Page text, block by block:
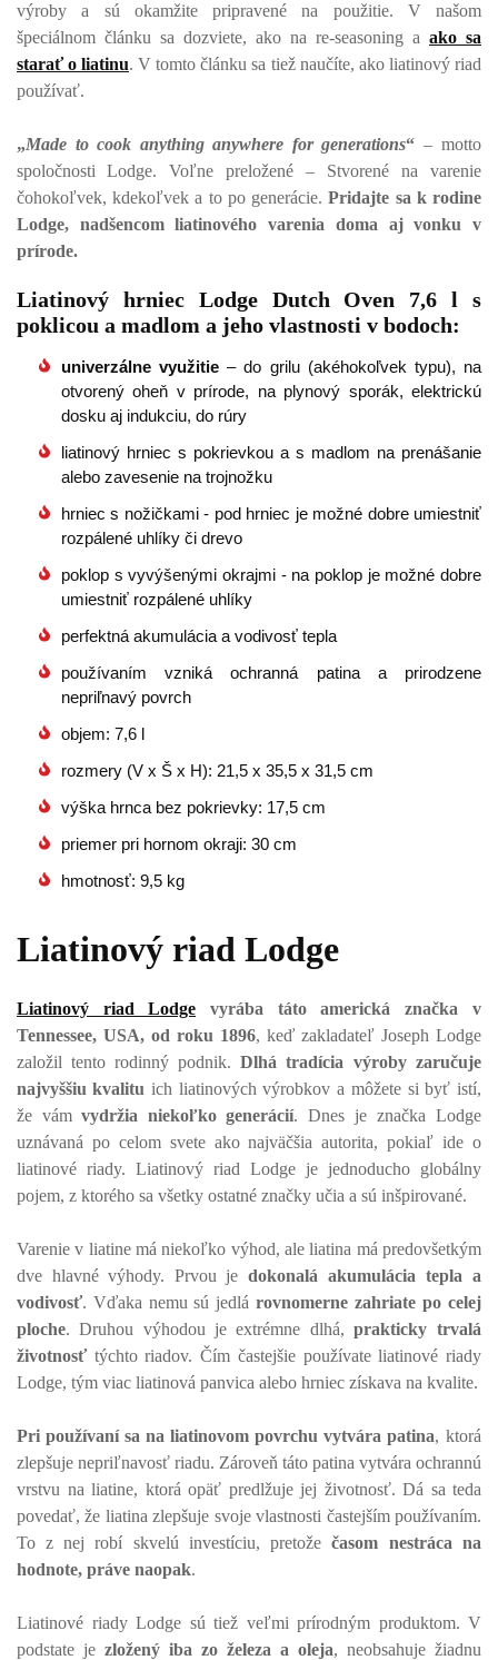
výroby a sú okamžite pripravené na použitie. V našom
špeciálnom článku sa dozviete, ako na re-seasoning a ako sa
starať o liatinu. V tomto článku sa tiež naučíte, ako liatinový riad
používať.
„Made to cook anything anywhere for generations“ – motto
spoločnosti Lodge.
Voľne preložené – Stvorené na varenie
čohokoľvek, kdekoľvek a to po generácie. Pridajte sa k rodine
Lodge, nadšencom liatinového varenia doma aj vonku v
prírode.
Liatinový hrniec Lodge Dutch Oven 7,6 l s
poklicou a madlom a jeho vlastnosti v bodoch:
univerzálne využitie – do grilu (akéhokoľvek typu), na
otvorený oheň v prírode, na plynový sporák, elektrickú
dosku aj indukciu, do rúry
liatinový hrniec s pokrievkou a s madlom na prenášanie
alebo zavesenie na trojnožku
hrniec s nožičkami - pod hrniec je možné dobre umiestniť
rozpálené uhlíky či drevo
poklop s vyvýšenými okrajmi - na poklop je možné dobre
umiestniť rozpálené uhlíky
perfektná akumulácia a vodivosť tepla
používaním vzniká ochranná patina a prirodzene
nepriľnavý povrch
objem: 7,6 l
rozmery (V x Š x H): 21,5 x 35,5 x 31,5 cm
výška hrnca bez pokrievky: 17,5 cm
priemer pri hornom okraji: 30 cm
hmotnosť: 9,5 kg
Liatinový riad Lodge
Liatinový riad Lodge vyrába táto americká značka v
Tennessee, USA, od roku 1896, keď zakladateľ Joseph Lodge
založil tento rodinný podnik. Dlhá tradícia výroby zaručuje
najvyššiu kvalitu ich liatinových výrobkov a môžete si byť istí,
že vám vydržia niekoľko generácií. Dnes je značka Lodge
uznávaná po celom svete ako najväčšia autorita, pokiaľ ide o
liatinové riady. Liatinový riad Lodge je jednoducho globálny
pojem, z ktorého sa všetky ostatné značky učia a sú inšpirované.
Varenie v liatine má niekoľko výhod, ale liatina má predovšetkým
dve hlavné výhody. Prvou je dokonalá akumulácia tepla a
vodivosť. Vďaka nemu sú jedlá rovnomerne zahriate po celej
ploche. Druhou výhodou je extrémne dlhá, prakticky trvalá
životnosť týchto riadov. Čím častejšie používate liatinové riady
Lodge, tým viac liatinová panvica alebo hrniec získava na kvalite.
Pri používaní sa na liatinovom povrchu vytvára patina, ktorá
zlepšuje nepriľnavosť riadu. Zároveň táto patina vytvára ochrannú
vrstvu na liatine, ktorá opäť predlžuje jej životnosť. Dá sa teda
povedať, že liatina zlepšuje svoje vlastnosti častejším používaním.
To z nej robí skvelú investíciu, pretože časom nestráca na
hodnote, práve naopak.
Liatinové riady Lodge sú tiež veľmi prírodným produktom. V
podstate je zložený iba zo železa a oleja, neobsahuje žiadnu